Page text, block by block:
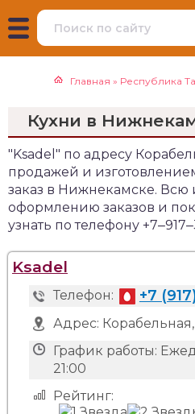
Главная » Республика
Кухни в
"Ksadel" по адресу
продажей и
заказ в Нижнекамске.
оформлению заказов и
узнать по телефону
Ksadel
Телефон: +7
Адрес:
График работы:
21:00
Рейтинг: